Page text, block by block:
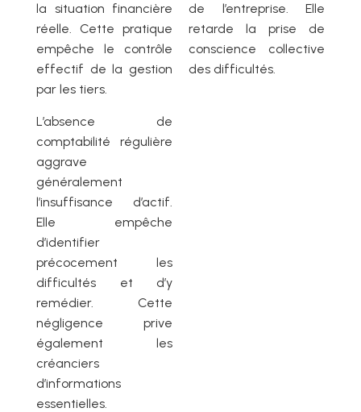
la situation financière
réelle. Cette pratique
empêche le contrôle
effectif de la gestion
par les tiers.
L’absence de
comptabilité régulière
aggrave
généralement
l’insuffisance d’actif.
Elle empêche
d’identifier
précocement les
difficultés et d’y
remédier. Cette
négligence prive
également les
créanciers
d’informations
essentielles.
de l’entreprise. Elle
retarde la prise de
conscience collective
des difficultés.